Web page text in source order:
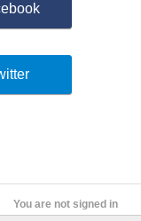
You are not signed in